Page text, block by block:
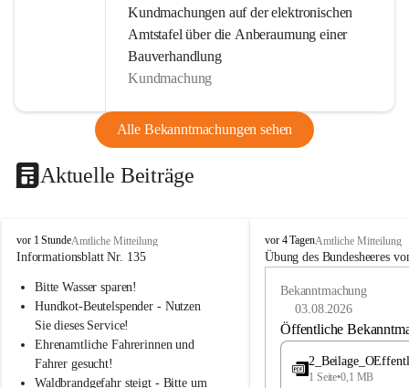
Kundmachungen auf der elektronischen
Amtstafel über die Anberaumung einer
Bauverhandlung
Kundmachung
Alle Bekanntmachungen sehen
Aktuelle Beiträge
B
u
h
vor 1 StundeAmtliche Mitteilung
Informationsblatt Nr. 135
Bitte Wasser sparen!
Hundkot-Beutelspender - Nutzen
Sie dieses Service!
Ehrenamtliche Fahrerinnen und
Fahrer gesucht!
Waldbrandgefahr steigt - Bitte um
B
u
vor 4 TagenAmtliche Mitteilung
Übung des Bundesheeres
Bekanntmachung
03.08.2026
Öffentliche
1 Seite•0,1 MB